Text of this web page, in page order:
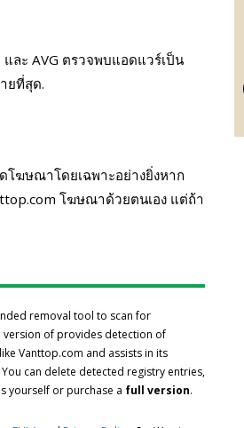
ละ AVG ตรวจพบแอดแวร์เป็น
ยที่สุด.
โฆษณาโดยเฉพาะอย่างยิ่งหาก
โฆษณาด้วยตนเอง แต่ถ้า
removal tool to scan for
version of provides detection of
Vanttop.com and assists in its
You can delete detected registry entries,
yourself or purchase a full version.